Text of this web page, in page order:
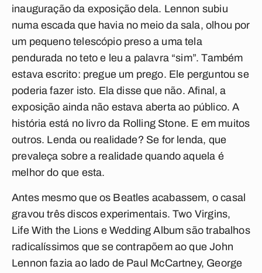
inauguração da exposição dela. Lennon subiu
numa escada que havia no meio da sala, olhou por
um pequeno telescópio preso a uma tela
pendurada no teto e leu a palavra “sim”. Também
estava escrito: pregue um prego. Ele perguntou se
poderia fazer isto. Ela disse que não. Afinal, a
exposição ainda não estava aberta ao público. A
história está no livro da Rolling Stone. E em muitos
outros. Lenda ou realidade? Se for lenda, que
prevaleça sobre a realidade quando aquela é
melhor do que esta.
Antes mesmo que os Beatles acabassem, o casal
gravou três discos experimentais.Two Virgins,
Life With the Lions e Wedding Album são trabalhos
radicalíssimos que se contrapõem ao que John
Lennon fazia ao lado de Paul McCartney, George